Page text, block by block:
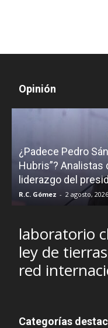
Opinión
¿Padece Pedro
Hubris”?
liderazgo del
R.C. Gómez - 2 agosto, 2026
laboratorio
ley de tierras
red
Categorías